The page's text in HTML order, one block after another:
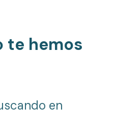
te hemos
en